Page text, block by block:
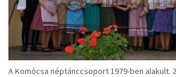
AKomócsa néptánccsoport1979-ben alakult.